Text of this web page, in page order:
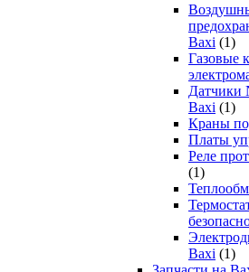
Baxi (1)
Газовые
Датчики
Baxi (1)
Краны
Платы
Реле
(1)
Baxi (1)